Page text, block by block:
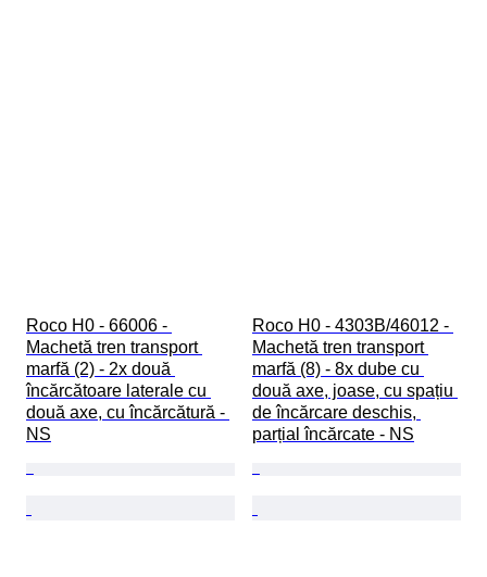
Roco H0 - 66006 -
Machetă tren transport
marfă (2) - 2x două
încărcătoare laterale cu
două axe, cu încărcătură -
NS
Roco H0 - 4303B/46012 -
Machetă tren transport
marfă (8) - 8x dube cu
două axe, joase, cu spațiu
de încărcare deschis,
parțial încărcate - NS